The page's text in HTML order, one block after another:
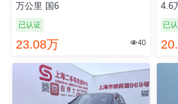
万公里 国6
已认证
23.08万 40
4.6
已